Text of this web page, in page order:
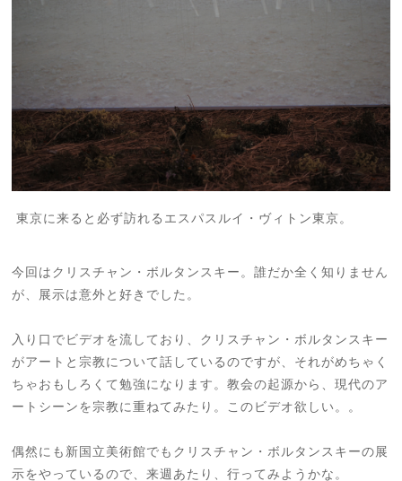
東京に来ると必ず訪れるエスパスルイ・ヴィトン東京。
今回はクリスチャン・ボルタンスキー。誰だか全く知りません
が、展示は意外と好きでした。
入り口でビデオを流しており、クリスチャン・ボルタンスキー
がアートと宗教について話しているのですが、それがめちゃく
ちゃおもしろくて勉強になります。教会の起源から、現代のア
ートシーンを宗教に重ねてみたり。このビデオ欲しい。。
偶然にも新国立美術館でもクリスチャン・ボルタンスキーの展
示をやっているので、来週あたり、行ってみようかな。